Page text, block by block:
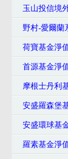
玉山投信境
野村-愛爾蘭
荷寶基金淨
首源基金淨
摩根士丹利
安盛羅森堡
安盛環球基
羅素基金淨